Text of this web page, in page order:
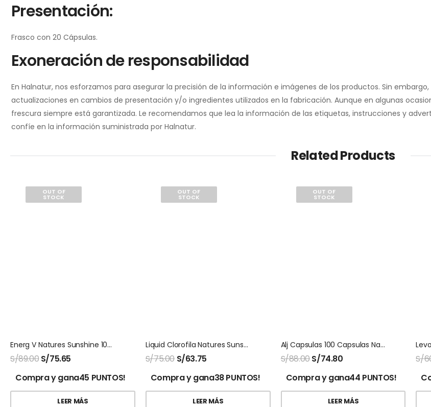
Presentación:
Frasco con 20 Cápsulas.
Exoneración de responsabilidad
En Halnatur, nos esforzamos para asegurar la precisión de la información e imágenes de los productos. Sin
actualizaciones en cambios de presentación y/o ingredientes utilizados en la fabricación. Aunque en algunas
frescura siempre está garantizada. Le recomendamos que lea la información de las etiquetas, instrucciones y
confíe en la información suministrada por Halnatur.
Related Products
OUT OF
STOCK
Energ V Natures Sunshine 100 Capsulas
S/89.00 S/75.65
Compra y gana45 PUNTOS!
LEER MÁS
OUT OF
STOCK
Liquid Clorofila Natures Sunshine
S/75.00 S/63.75
Compra y gana38 PUNTOS!
LEER MÁS
OUT OF
STOCK
Alj Capsulas 100 Capsulas Natures Sunshine
S/88.00S/74.80
Compra y gana44 PUNTOS!
LEER MÁS
S/